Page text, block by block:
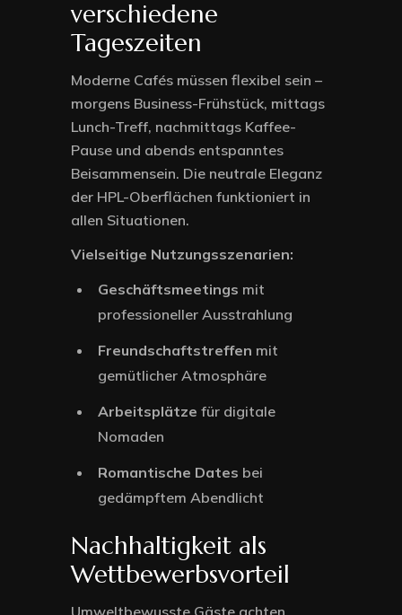
verschiedene
Tageszeiten
Moderne Cafés müssen flexibel sein –
morgens Business-Frühstück, mittags
Lunch-Treff, nachmittags Kaffee-
Pause und abends entspanntes
Beisammensein. Die neutrale Eleganz
der HPL-Oberflächen funktioniert in
allen Situationen.
Vielseitige Nutzungsszenarien:
Geschäftsmeetings mit
professioneller Ausstrahlung
Freundschaftstreffen mit
gemütlicher Atmosphäre
Arbeitsplätze für digitale
Nomaden
Romantische Dates bei
gedämpftem Abendlicht
Nachhaltigkeit als
Wettbewerbsvorteil